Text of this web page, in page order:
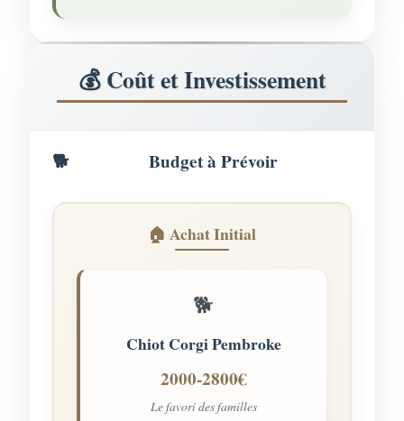
💰 Coût et Investissement
Budget à Prévoir
🏠 Achat Initial
🐕
Chiot Corgi Pembroke
2000-2800€
Le favori des familles